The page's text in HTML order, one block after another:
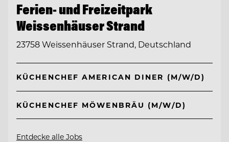
Ferien- und Freizeitpark
Weissenhäuser Strand
23758 Weissenhäuser Strand, Deutschland
KÜCHENCHEF AMERICAN DINER (M/W/D)
KÜCHENCHEF MÖWENBRÄU (M/W/D)
Entdecke alle Jobs